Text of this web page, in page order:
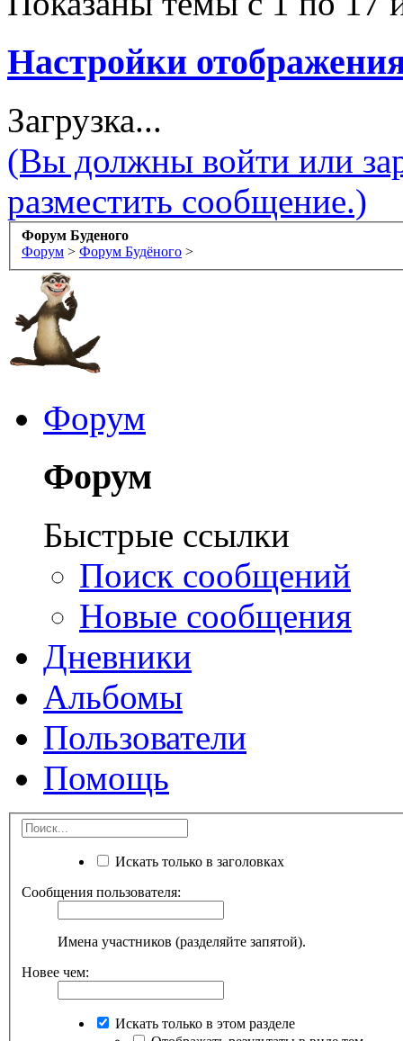
Настройки
Загрузка...
(Вы должны войти или
разместить сообщение.)
Форум Буденого
Форум > Форум Будёного >
Форум
Форум
Быстрые ссылки
Поиск сообщений
Новые сообщения
Дневники
Альбомы
Пользователи
Помощь
Искать только в заголовках
Сообщения пользователя:
Имена участников (разделяйте запятой).
Новее чем:
Искать только в этом разделе